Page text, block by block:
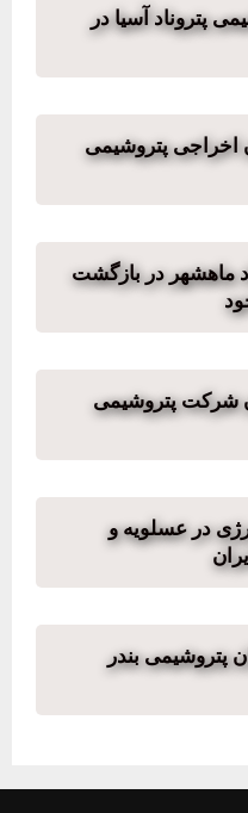
پتروناد آسیا در
اخراجی پتروشیمی
ماهشهر در بازگشت
شرکت پتروشیمی
در عسلویه و
پتروشیمی بندر